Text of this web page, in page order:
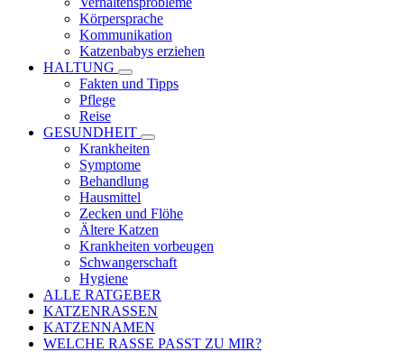
Körpersprache
Kommunikation
Katzenbabys erziehen
HALTUNG
Fakten und Tipps
Pflege
Reise
GESUNDHEIT
Krankheiten
Symptome
Behandlung
Hausmittel
Zecken und Flöhe
Ältere Katzen
Krankheiten vorbeugen
Schwangerschaft
Hygiene
ALLE RATGEBER
KATZENRASSEN
KATZENNAMEN
WELCHE RASSE PASST ZU MIR?